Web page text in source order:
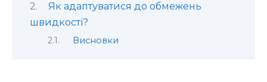
Як адаптуватися до обмежень
швидкості?
Висновки